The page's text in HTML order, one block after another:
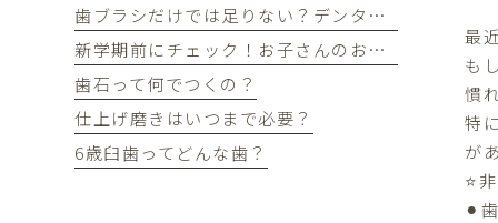
最
も
慣
特
が
⭐️
⚫︎
歯ブラシだけでは足りない？デンタルフロスを使うメリット
新学期前にチェック！お子さんのお口の健康、大丈夫？
歯石って何でつくの？
仕上げ磨きはいつまで必要？
6歳臼歯ってどんな歯？